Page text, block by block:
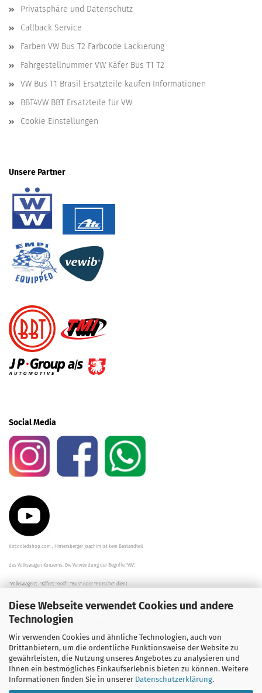
Diese Webseite verwendet Cookies und andere
Technologien
Wir verwenden Cookies und ähnliche Technologien, auch von
Drittanbietern, um die ordentliche Funktionsweise der Website zu
gewährleisten, die Nutzung unseres Angebotes zu analysieren und
Ihnen ein bestmögliches Einkaufserlebnis bieten zu können. Weitere
Informationen finden Sie in unserer Datenschutzerklärung.
Privatsphäre und Datenschutz
Callback Service
Farben VW Bus T2 Farbcode Lackierung
Fahrgestellnummer VW Käfer Bus T1 T2
VW Bus T1 Brasil Ersatzteile kaufen Informationen
BBT4VW BBT Ersatzteile für VW
Cookie Einstellungen
Unsere Partner
Social Media
Aircooledshop.com , Hintersberger Joachim ist kein Bestandteil
des Volkswagen Konzerns. Die Verwendung der Begriffe "VW",
"Volkswagen", "Käfer", "Golf", "Bus" oder "Porsche" dient
der Beschreibung der Teile und stellt in keinem Fall eine direkte
Verbindung zu dem Unternehmen "Volkswagen" her/da.
Die Beschreibungen, Zeichnungen und Angaben zur
Verwendung sind sorgfältig überprüft worden.